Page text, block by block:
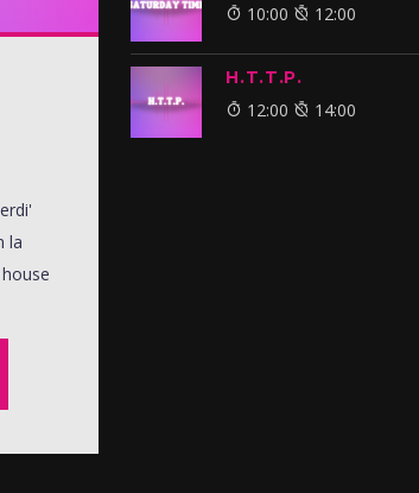
la
10:00 12:00
H.T.T.P.
12:00 14:00